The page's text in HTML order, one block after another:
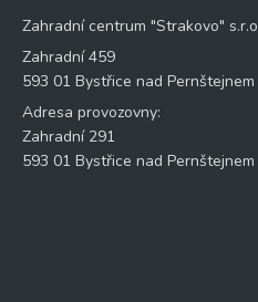
Zahradní centrum "Strakovo" s.r.o
Zahradní 459
593 01 Bystřice nad Pernštejnem
Adresa provozovny:
Zahradní 291
593 01 Bystřice nad Pernštejnem